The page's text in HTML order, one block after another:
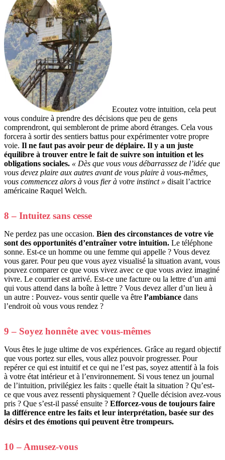
Ecoutez votre intuition, cela peut
vous conduire à prendre des décisions que peu de gens
comprendront, qui sembleront de prime abord étranges. Cela vous
forcera à sortir des sentiers battus pour expérimenter votre propre
voie. Il ne faut pas avoir peur de déplaire. Il y a un juste
équilibre à trouver entre le fait de suivre son intuition et les
obligations sociales. « Dès que vous vous débarrassez de l’idée que
vous devez plaire aux autres avant de vous plaire à vous-mêmes,
vous commencez alors à vous fier à votre instinct » disait l’actrice
américaine Raquel Welch.
8 – Intuitez sans cesse
Ne perdez pas une occasion. Bien des circonstances de votre vie
sont des opportunités d’entraîner votre intuition. Le téléphone
sonne. Est-ce un homme ou une femme qui appelle ? Vous devez
vous garer. Pour peu que vous ayez visualisé la situation avant, vous
pouvez comparer ce que vous vivez avec ce que vous aviez imaginé
vivre. Le courrier est arrivé. Est-ce une facture ou la lettre d’un ami
qui vous attend dans la boîte à lettre ? Vous devez aller d’un lieu à
un autre : Pouvez- vous sentir quelle va être l’ambiance dans
l’endroit où vous vous rendez ?
9 – Soyez honnête avec vous-mêmes
Vous êtes le juge ultime de vos expériences. Grâce au regard objectif
que vous portez sur elles, vous allez pouvoir progresser. Pour
repérer ce qui est intuitif et ce qui ne l’est pas, soyez attentif à la fois
à votre état intérieur et à l’environnement. Si vous tenez un journal
de l’intuition, privilégiez les faits : quelle était la situation ? Qu’est-
ce que vous avez ressenti physiquement ? Quelle décision avez-vous
pris ? Que s’est-il passé ensuite ? Efforcez-vous de toujours faire
la différence entre les faits et leur interprétation, basée sur des
désirs et des émotions qui peuvent être trompeurs.
10 – Amusez-vous